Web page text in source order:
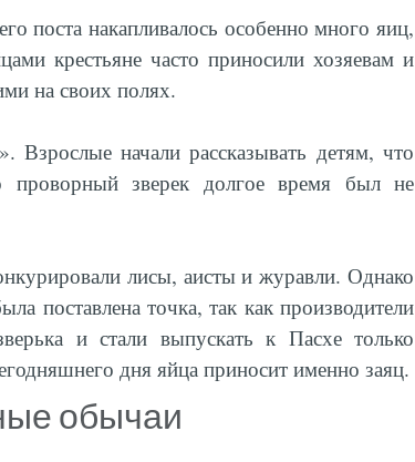
поста накапливалось особенно много яиц,
крестьяне часто приносили хозяевам и
на своих полях.
Взрослые начали рассказывать детям, что
проворный зверек долгое время был не
лисы, аисты и журавли. Однако
поставлена точка, так как производители
и стали выпускать к Пасхе только
дня яйца приносит именно заяц.
обычаи